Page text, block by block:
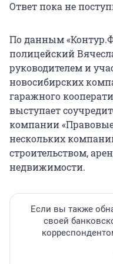
Ответ пока не
По данным
полицейский
руководителем и
новосибирских
гаражного
выступает
компании
нескольких
строительством,
недвижимости.
Если вы также
своей